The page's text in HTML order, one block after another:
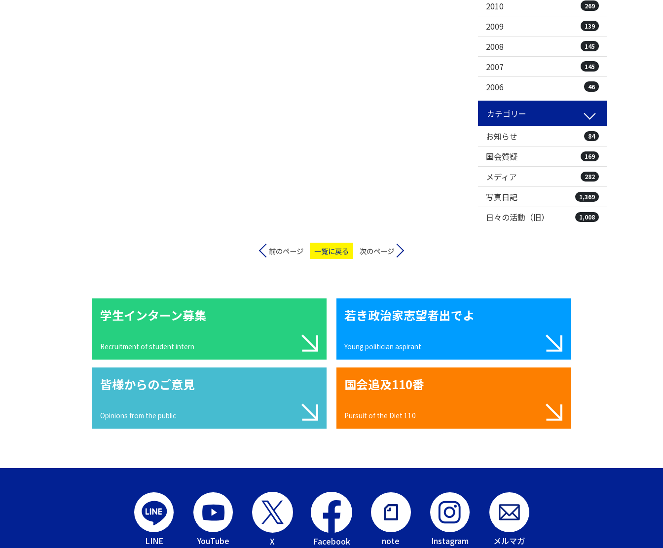
2010 269
2009 139
2008 145
2007 145
2006 46
カテゴリー
お知らせ
84
国会質疑 169
メディア 282
写真日記 1,369
日々の活動（旧） 1,008
前のページ 一覧に戻る 次のページ
学生インターン募集
Recruitment of student intern
若き政治家志望者出でよ
Young politician aspirant
皆様からのご意見
Opinions from the public
国会追及110番
Pursuit of the Diet 110
LINE YouTube X Facebook note Instagram メルマガ